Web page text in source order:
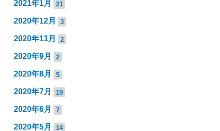
2021年1月 21
2020年12月 3
2020年11月 2
2020年9月 2
2020年8月 5
2020年7月 19
2020年6月 7
2020年5月 14